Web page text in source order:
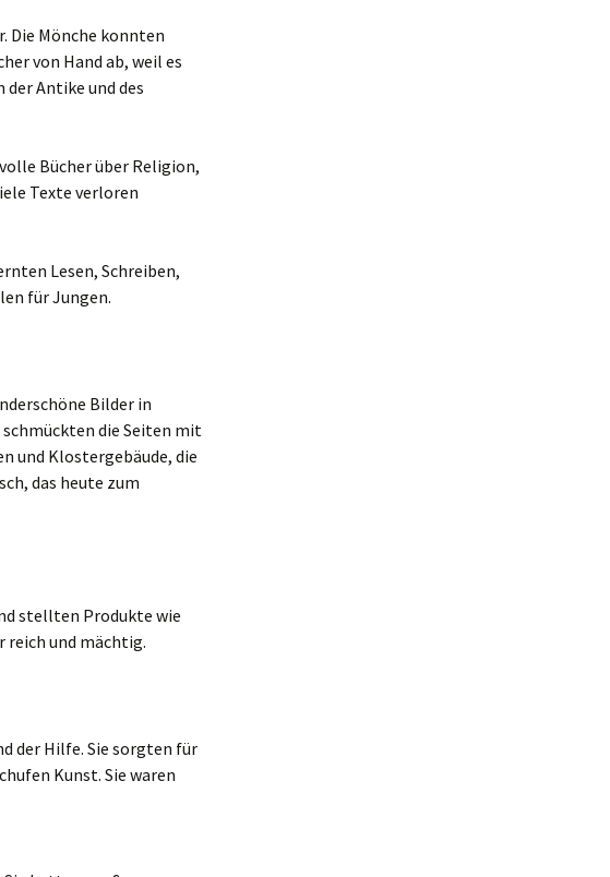
Mönche konnten
von Hand ab, weil es
der Antike und des
Bücher über Religion,
Texte verloren
Lesen, Schreiben,
für Jungen.
Bilder in
schmückten die Seiten mit
und Klostergebäude, die
das heute zum
stellten Produkte wie
reich und mächtig.
der Hilfe. Sie sorgten für
Kunst. Sie waren